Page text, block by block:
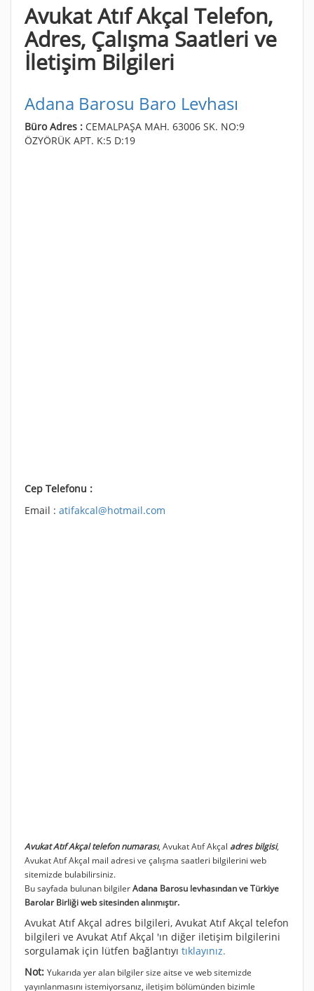
Avukat Atıf Akçal Telefon,
Adres, Çalışma Saatleri ve
İletişim Bilgileri
Adana Barosu Baro Levhası
Büro Adres : CEMALPAŞA MAH. 63006 SK. NO:9
ÖZYÖRÜK APT. K:5 D:19
Cep Telefonu :
Email : atifakcal@hotmail.com
Avukat Atıf Akçal telefon numarası, Avukat Atıf Akçal adres bilgisi,
Avukat Atıf Akçal mail adresi ve çalışma saatleri bilgilerini web
sitemizde bulabilirsiniz.
Bu sayfada bulunan bilgilerAdana Barosu levhasından ve Türkiye
Barolar Birliği web sitesinden alınmıştır.
Avukat Atıf Akçal adres bilgileri, Avukat Atıf Akçal telefon
bilgileri ve Avukat Atıf Akçal 'ın diğer iletişim bilgilerini
sorgulamak için lütfen bağlantıyı tıklayınız.
Not: Yukarıda yer alan bilgiler size aitse ve web sitemizde
yayınlanmasını istemiyorsanız, iletişim bölümünden bizimle